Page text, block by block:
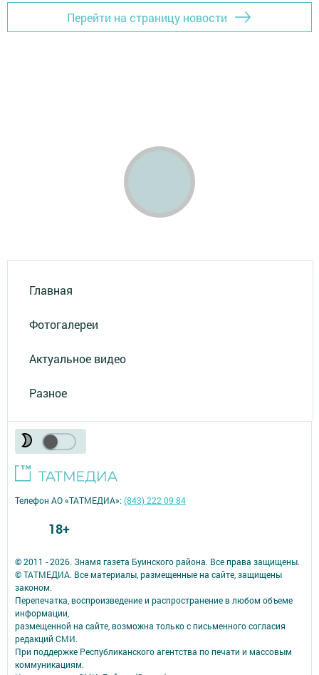
Перейти на страницу новости
Главная
Фотогалереи
Актуальное видео
Разное
© 2011 - 2026. Знамя газета Буинского района. Все права защищены.
© ТАТМЕДИА. Все материалы, размещенные на сайте, защищены
законом.
Перепечатка, воспроизведение и распространение в любом объеме
информации,
размещенной на сайте, возможна только с письменного согласия
редакций СМИ.
При поддержке Республиканского агентства по печати и массовым
коммуникациям.
Телефон АО «ТАТМЕДИА»:(843) 222 09 84
18+